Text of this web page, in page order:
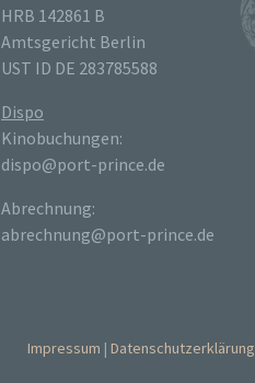
HRB 142861 B
Amtsgericht Berlin
UST ID DE 283785588
Dispo
Kinobuchungen:
dispo@port-prince.de
Abrechnung:
abrechnung@port-prince.de
Impressum Datenschutzerklärung